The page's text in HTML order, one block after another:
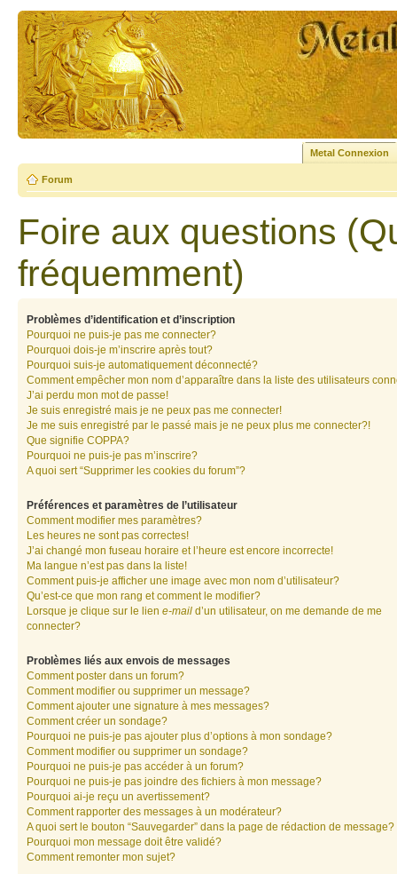
Metal Connexion
Forum
Foire aux questions
fréquemment)
Problèmes d’identification et d’inscription
Pourquoi ne puis-je pas me connecter?
Pourquoi dois-je m’inscrire après tout?
Pourquoi suis-je automatiquement déconnecté?
Comment empêcher mon nom d’apparaître dans la liste des utilisateurs
J’ai perdu mon mot de passe!
Je suis enregistré mais je ne peux pas me connecter!
Je me suis enregistré par le passé mais je ne peux plus me connecter?!
Que signifie COPPA?
Pourquoi ne puis-je pas m’inscrire?
A quoi sert “Supprimer les cookies du forum”?
Préférences et paramètres de l’utilisateur
Comment modifier mes paramètres?
Les heures ne sont pas correctes!
J’ai changé mon fuseau horaire et l’heure est encore incorrecte!
Ma langue n’est pas dans la liste!
Comment puis-je afficher une image avec mon nom d’utilisateur?
Qu’est-ce que mon rang et comment le modifier?
Lorsque je clique sur le lien e-mail d’un utilisateur, on me demande de me
connecter?
Problèmes liés aux envois de messages
Comment poster dans un forum?
Comment modifier ou supprimer un message?
Comment ajouter une signature à mes messages?
Comment créer un sondage?
Pourquoi ne puis-je pas ajouter plus d’options à mon sondage?
Comment modifier ou supprimer un sondage?
Pourquoi ne puis-je pas accéder à un forum?
Pourquoi ne puis-je pas joindre des fichiers à mon message?
Pourquoi ai-je reçu un avertissement?
Comment rapporter des messages à un modérateur?
A quoi sert le bouton “Sauvegarder” dans la page de rédaction de message?
Pourquoi mon message doit être validé?
Comment remonter mon sujet?